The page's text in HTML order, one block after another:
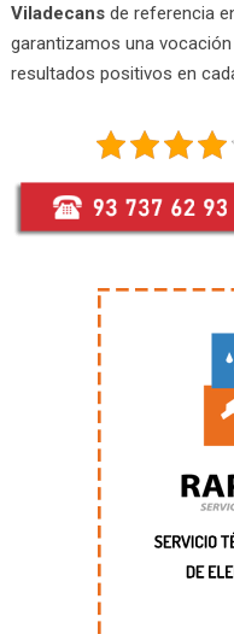
Viladecansde referencia
garantizamos una
resultados positivos en